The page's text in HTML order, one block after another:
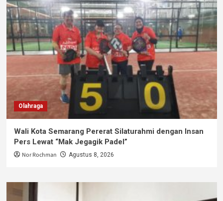
Olahraga
Wali Kota Semarang Pererat Silaturahmi dengan Insan
Pers Lewat “Mak Jegagik Padel”
Nor Rochman Agustus 8, 2026